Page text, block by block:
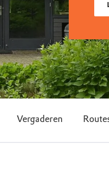
Vergaderen